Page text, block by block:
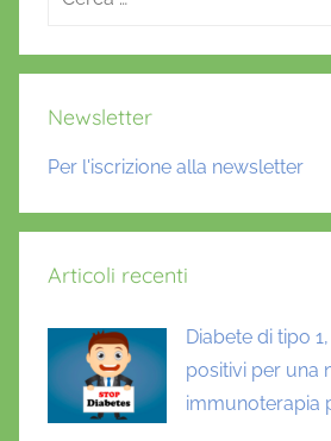
Newsletter
Per l'iscrizione alla newsletter
Articoli recenti
Diabete di tipo
positivi per una
immunoterapia